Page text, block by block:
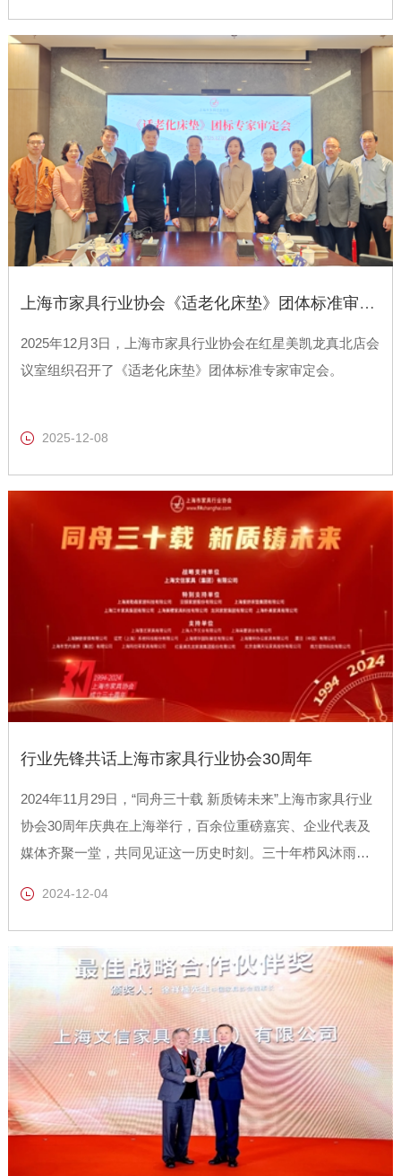
上海市家具行业协会《适老化床垫》团体标准审定会顺利召开
2025年12月3日，上海市家具行业协会在红星美凯龙真北店会
议室组织召开了《适老化床垫》团体标准专家审定会。
2025-12-08
行业先锋共话上海市家具行业协会30周年
2024年11月29日，“同舟三十载 新质铸未来”上海市家具行业
协会30周年庆典在上海举行，百余位重磅嘉宾、企业代表及
媒体齐聚一堂，共同见证这一历史时刻。三十年栉风沐雨，
榜样。
2024-12-04